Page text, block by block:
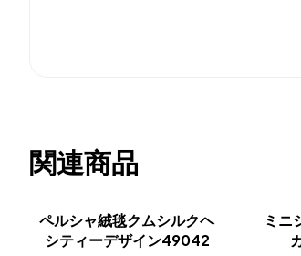
関連商品
ペルシャ絨毯クムシルクヘ
シティーデザイン49042
ミニ